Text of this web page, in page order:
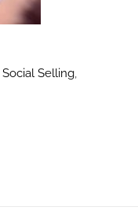
Social Selling,